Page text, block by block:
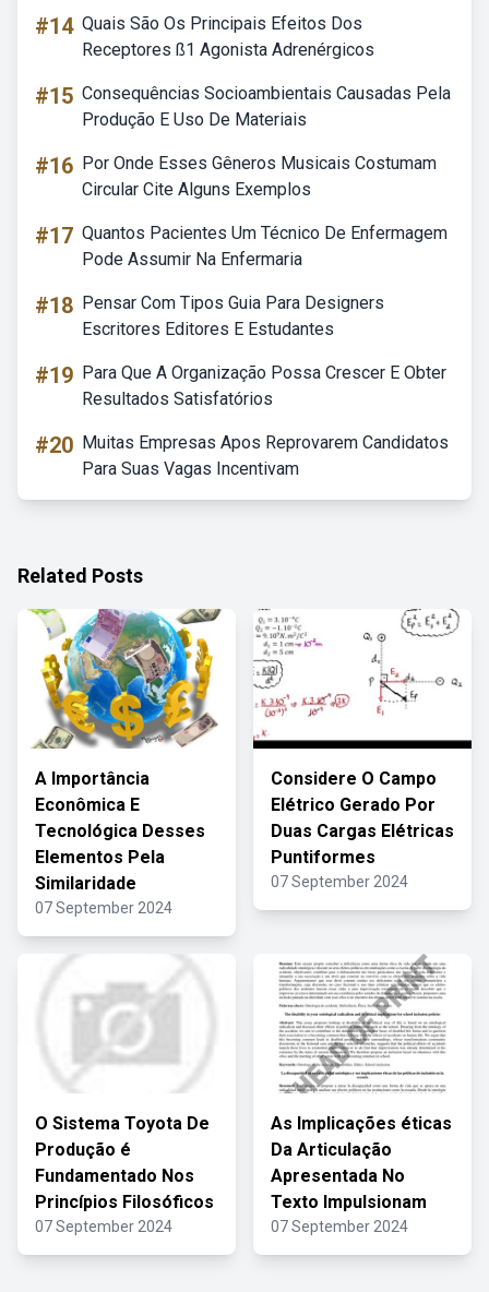
#14 Quais São Os Principais Efeitos Dos
Receptores ß1 Agonista Adrenérgicos
#15 Consequências Socioambientais Causadas Pela
Produção E Uso De Materiais
#16 Por Onde Esses Gêneros Musicais Costumam
Circular Cite Alguns Exemplos
#17 Quantos Pacientes Um Técnico De Enfermagem
Pode Assumir Na Enfermaria
#18 Pensar Com Tipos Guia Para Designers
Escritores Editores E Estudantes
#19 Para Que A Organização Possa Crescer E Obter
Resultados Satisfatórios
#20 Muitas Empresas Apos Reprovarem Candidatos
Para Suas Vagas Incentivam
Related Posts
A Importância
Econômica E
Tecnológica Desses
Elementos Pela
Similaridade
07 September 2024
Considere O Campo
Elétrico Gerado Por
Duas Cargas Elétricas
Puntiformes
07 September 2024
O Sistema Toyota De
Produção é
Fundamentado Nos
Princípios Filosóficos
07 September 2024
As Implicações éticas
Da Articulação
Apresentada No
Texto Impulsionam
07 September 2024